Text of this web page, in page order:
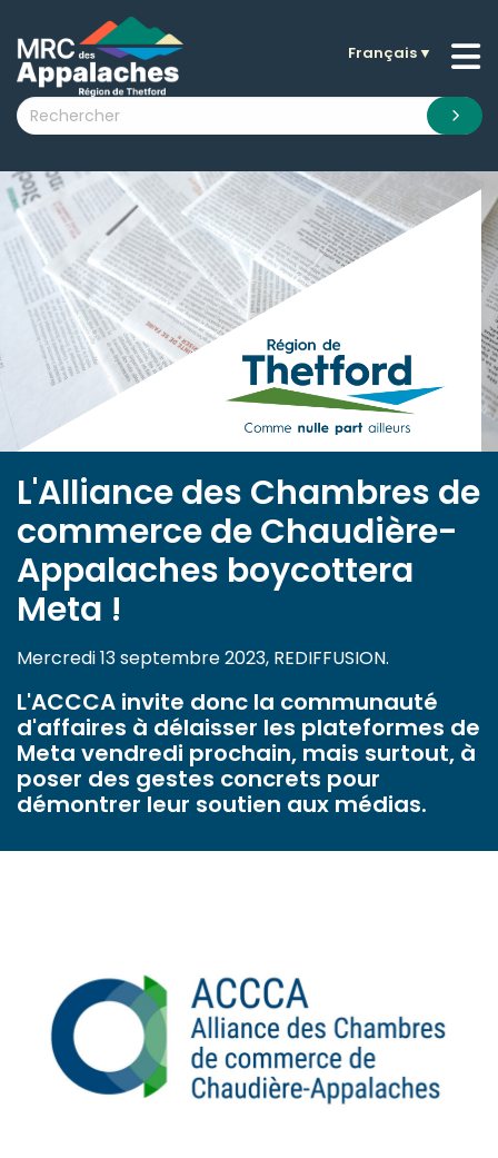
submenu (La MRC )
submenu (Citoyens )
submenu (Visiteurs )
submenu (Nouvelles )
submenu (Documentation )
Français▼
L'Alliance des Chambres de
commerce de Chaudière-
Appalaches boycottera
Meta !
Mercredi 13 septembre 2023, REDIFFUSION.
L'ACCCA invite donc la communauté
d'affaires à délaisser les plateformes de
Meta vendredi prochain, mais surtout, à
poser des gestes concrets pour
démontrer leur soutien aux médias.